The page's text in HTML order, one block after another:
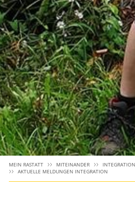
MEIN RASTATT MITEINANDER
INTEGRATION
AKTUELLE MELDUNGEN INTEGRATION